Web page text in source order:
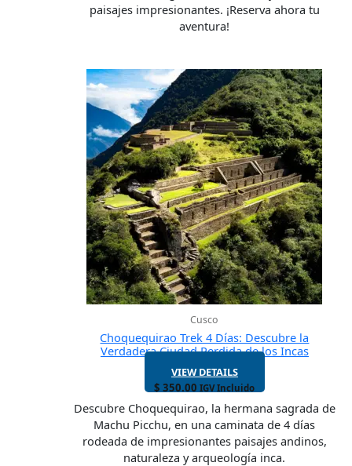
paisajes impresionantes. ¡Reserva ahora tu
aventura!
Cusco
Choquequirao Trek 4 Días: Descubre la
Verdadera Ciudad Perdida de los Incas
VIEW DETAILS
$ 350.00 IGV Incluido
Descubre Choquequirao, la hermana sagrada de
Machu Picchu, en una caminata de 4 días
rodeada de impresionantes paisajes andinos,
naturaleza y arqueología inca.